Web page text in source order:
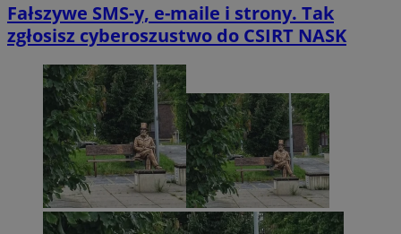
Fałszywe SMS-y, e-maile i strony. Tak
zgłosisz cyberoszustwo do CSIRT NASK